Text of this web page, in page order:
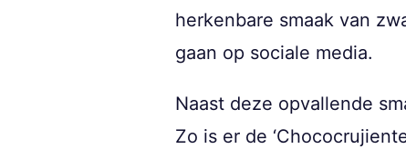
herkenbare smaak van
gaan op sociale media.
Naast deze opvallende
Zo is er de